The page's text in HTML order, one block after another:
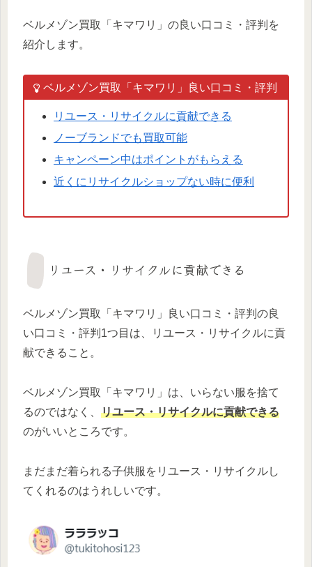
ベルメゾン買取「キマワリ」の良い口コミ・評判を
紹介します。
ベルメゾン買取「キマワリ」良い口コミ・評判
リユース・リサイクルに貢献できる
ノーブランドでも買取可能
キャンペーン中はポイントがもらえる
近くにリサイクルショップない時に便利
リユース・リサイクルに貢献できる
ベルメゾン買取「キマワリ」良い口コミ・評判の良
い口コミ・評判1つ目は、リユース・リサイクルに貢
献できること。
ベルメゾン買取「キマワリ」は、いらない服を捨て
るのではなく、 リユース・リサイクルに貢献できる
のがいいところです。
まだまだ着られる子供服をリユース・リサイクルし
てくれるのはうれしいです。